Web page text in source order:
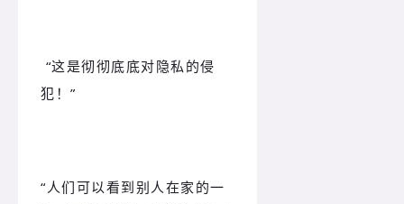
“这是彻彻底底对隐私的侵
犯！”
“人们可以看到别人在家的一